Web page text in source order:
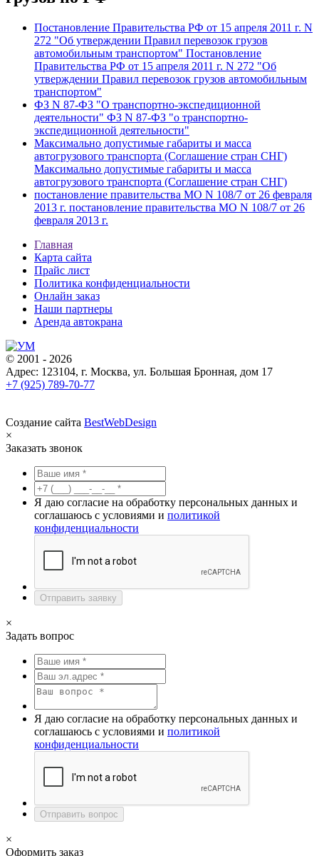
Постановление Правительства РФ от 15 апреля 2011 г. N
272 "Об утверждении Правил перевозок грузов
автомобильным транспортом" Постановление
Правительства РФ от 15 апреля 2011 г. N 272 "Об
утверждении Правил перевозок грузов автомобильным
транспортом"
ФЗ N 87-ФЗ "О транспортно-экспедиционной
деятельности" ФЗ N 87-ФЗ "о транспортно-
экспедиционной деятельности"
Максимально допустимые габариты и масса
автогрузового транспорта (Соглашение стран СНГ)
Максимально допустимые габариты и масса
автогрузового транспорта (Соглашение стран СНГ)
постановление правительства МО N 108/7 от 26 февраля
2013 г. постановление правительства МО N 108/7 от 26
февраля 2013 г.
Главная
Карта сайта
Прайс лист
Политика конфиденциальности
Онлайн заказ
Наши партнеры
Аренда автокрана
© 2001 - 2026
Адрес: 123104, г. Москва, ул. Большая Бронная, дом 17
+7 (925) 789-70-77
Создание сайта BestWebDesign
×
Заказать звонок
Я даю согласие на обработку персональных данных и
соглашаюсь с условиями и политикой
конфиденциальности
Отправить заявку
×
Задать вопрос
Я даю согласие на обработку персональных данных и
соглашаюсь с условиями и политикой
конфиденциальности
Отправить вопрос
×
Оформить заказ